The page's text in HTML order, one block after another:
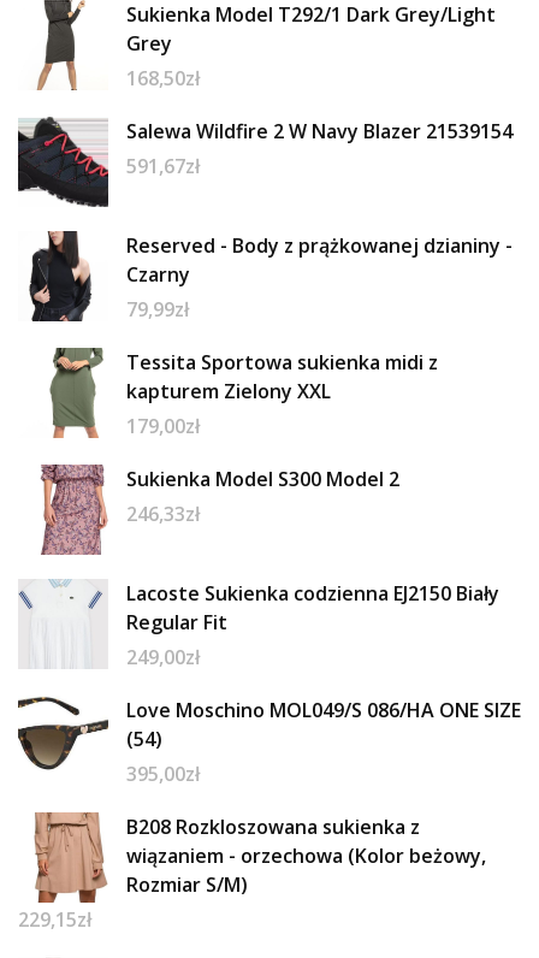
Sukienka Model T292/1 Dark Grey/Light
Grey
168,50zł
Salewa Wildfire 2 W Navy Blazer 21539154
591,67zł
Reserved - Body z prążkowanej dzianiny -
Czarny
79,99zł
Tessita Sportowa sukienka midi z
kapturem Zielony XXL
179,00zł
Sukienka Model S300 Model 2
246,33zł
Lacoste Sukienka codzienna EJ2150 Biały
Regular Fit
249,00zł
Love Moschino MOL049/S 086/HA ONE SIZE
(54)
395,00zł
B208 Rozkloszowana sukienka z
wiązaniem - orzechowa (Kolor beżowy,
Rozmiar S/M)
229,15zł